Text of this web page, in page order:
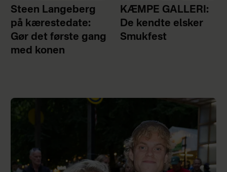
Steen Langeberg
på kærestedate:
Gør det første gang
med konen
KÆMPE GALLERI:
De kendte elsker
Smukfest